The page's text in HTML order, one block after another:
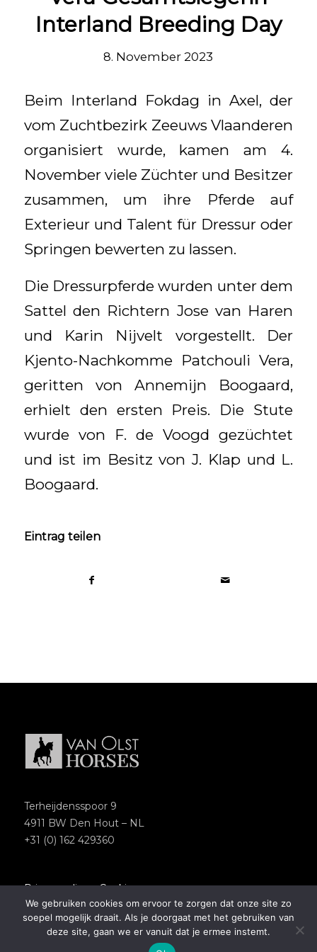
Interland Breeding Day
8. November 2023
Beim Interland Fokdag in Axel, der
vom Zuchtbezirk Zeeuws Vlaanderen
organisiert wurde, kamen am 4.
November viele Züchter und Besitzer
zusammen, um ihre Pferde auf
Exterieur und Talent für Dressur oder
Springen bewerten zu lassen.
Die Dressurpferde wurden unter dem
Sattel den Richtern Jose van Haren
und Karin Nijvelt vorgestellt. Der
Kjento-Nachkomme Patchouli Vera,
geritten von Annemijn Boogaard,
erhielt den ersten Preis. Die Stute
wurde von F. de Voogd gezüchtet
und ist im Besitz von J. Klap und L.
Boogaard.
Eintrag teilen
Terheijdensspoor 9
4911 BW Den Hout – NL
+31 (0) 162 429360
Privacypolicy–Cookies
Copyright 2018 – Van Olst Horses
Website byNewmore
We gebruiken cookies om ervoor te zorgen dat onze site zo
soepel mogelijk draait. Als je doorgaat met het gebruiken van
deze site, gaan we er vanuit dat je ermee instemt.